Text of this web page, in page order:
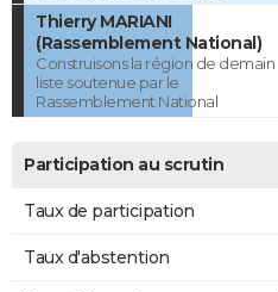
Thierry MARIANI
(Rassemblement National)
Construisons la région de demain
liste soutenue par le
Rassemblement National
Participation au scrutin
Taux de participation
Taux d'abstention